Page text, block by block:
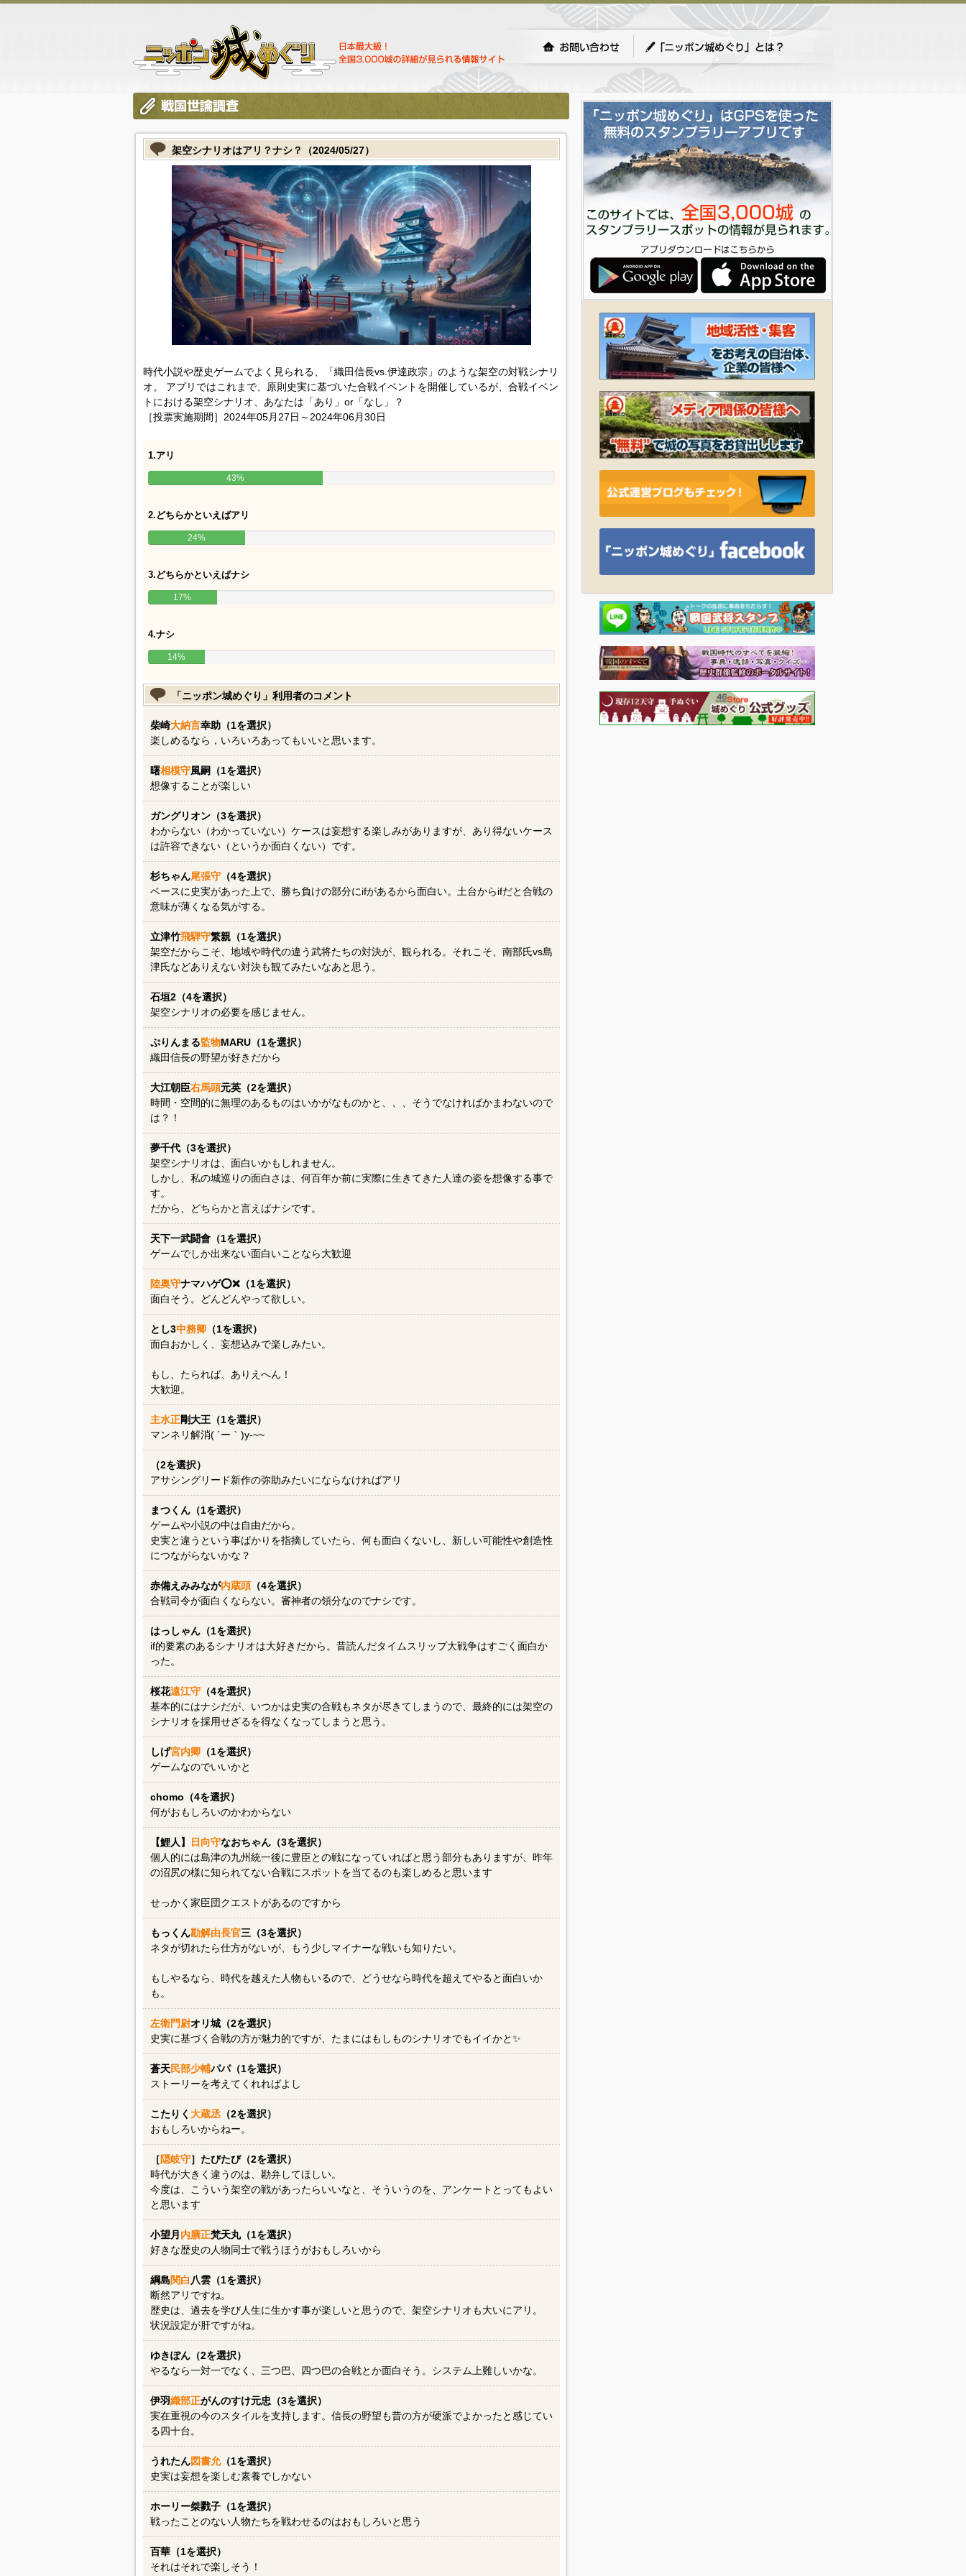
架空シナリオはアリ？ナシ？（2024/05/27）
時代小説や歴史ゲームでよく見られる、「織田信長vs.伊達政宗」のような架空の対戦シナリ
オ。 アプリではこれまで、原則史実に基づいた合戦イベントを開催しているが、合戦イベン
トにおける架空シナリオ、あなたは「あり」or「なし」？
［投票実施期間］2024年05月27日～2024年06月30日
1.アリ
43%
2.どちらかといえばアリ
24%
3.どちらかといえばナシ
17%
4.ナシ
14%
「ニッポン城めぐり」利用者のコメント
柴崎大納言幸助（1を選択）
楽しめるなら，いろいろあってもいいと思います。
曙相模守風嗣（1を選択）
想像することが楽しい
ガングリオン（3を選択）
わからない（わかっていない）ケースは妄想する楽しみがありますが、あり得ないケース
は許容できない（というか面白くない）です。
杉ちゃん尾張守（4を選択）
ベースに史実があった上で、勝ち負けの部分にifがあるから面白い。土台からifだと合戦の
意味が薄くなる気がする。
立津竹飛騨守繁親（1を選択）
架空だからこそ、地域や時代の違う武将たちの対決が、観られる。それこそ、南部氏vs島
津氏などありえない対決も観てみたいなあと思う。
石垣2（4を選択）
架空シナリオの必要を感じません。
ぷりんまる監物MARU（1を選択）
織田信長の野望が好きだから
大江朝臣右馬頭元英（2を選択）
時間・空間的に無理のあるものはいかがなものかと、、、そうでなければかまわないので
は？！
夢千代（3を選択）
架空シナリオは、面白いかもしれません。
しかし、私の城巡りの面白さは、何百年か前に実際に生きてきた人達の姿を想像する事で
す。
だから、どちらかと言えばナシです。
天下一武闘會（1を選択）
ゲームでしか出来ない面白いことなら大歓迎
陸奥守ナマハゲ⭕️❌（1を選択）
面白そう。どんどんやって欲しい。
とし3中務卿（1を選択）
面白おかしく、妄想込みで楽しみたい。
もし、たられば、ありえへん！
大歓迎。
主水正剛大王（1を選択）
マンネリ解消( ´ー｀)y-~~
（2を選択）
アサシングリード新作の弥助みたいにならなければアリ
まつくん（1を選択）
ゲームや小説の中は自由だから。
史実と違うという事ばかりを指摘していたら、何も面白くないし、新しい可能性や創造性
につながらないかな？
赤備えみみなが内蔵頭（4を選択）
合戦司令が面白くならない。審神者の領分なのでナシです。
はっしゃん（1を選択）
if的要素のあるシナリオは大好きだから。昔読んだタイムスリップ大戦争はすごく面白か
った。
桜花遠江守（4を選択）
基本的にはナシだが、いつかは史実の合戦もネタが尽きてしまうので、最終的には架空の
シナリオを採用せざるを得なくなってしまうと思う。
しげ宮内卿（1を選択）
ゲームなのでいいかと
chomo（4を選択）
何がおもしろいのかわからない
【鯉人】 日向守なおちゃん（3を選択）
個人的には島津の九州統一後に豊臣との戦になっていればと思う部分もありますが、昨年
の沼尻の様に知られてない合戦にスポットを当てるのも楽しめると思います
せっかく家臣団クエストがあるのですから
もっくん勘解由長官三（3を選択）
ネタが切れたら仕方がないが、もう少しマイナーな戦いも知りたい。
もしやるなら、時代を越えた人物もいるので、どうせなら時代を超えてやると面白いか
も。
左衛門尉オリ城（2を選択）
史実に基づく合戦の方が魅力的ですが、たまにはもしものシナリオでもイイかと✨
蒼天民部少輔パパ（1を選択）
ストーリーを考えてくれればよし
こたりく 大蔵丞（2を選択）
おもしろいからねー。
［隠岐守］たびたび（2を選択）
時代が大きく違うのは、勘弁してほしい。
今度は、こういう架空の戦があったらいいなと、そういうのを、アンケートとってもよい
と思います
小望月 内膳正梵天丸（1を選択）
好きな歴史の人物同士で戦うほうがおもしろいから
綱島関白 八雲（1を選択）
断然アリですね。
歴史は、過去を学び人生に生かす事が楽しいと思うので、架空シナリオも大いにアリ。
状況設定が肝ですがね。
ゆきぽん（2を選択）
やるなら一対一でなく、三つ巴、四つ巴の合戦とか面白そう。システム上難しいかな。
伊羽織部正がんのすけ元忠（3を選択）
実在重視の今のスタイルを支持します。信長の野望も昔の方が硬派でよかったと感じてい
る四十台。
うれたん図書允（1を選択）
史実は妄想を楽しむ素養でしかない
ホーリー桀戮子（1を選択）
戦ったことのない人物たちを戦わせるのはおもしろいと思う
百華（1を選択）
それはそれで楽しそう！